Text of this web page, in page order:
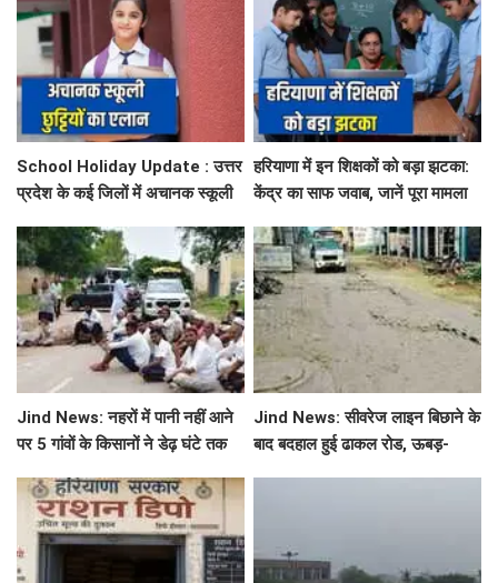
School Holiday Update : उत्तर
प्रदेश के कई जिलों में अचानक स्कूली
सटीक जानकारी
हरियाणा में इन शिक्षकों को बड़ा झटका:
केंद्र का साफ जवाब, जानें पूरा मामला
Jind News: नहरों में पानी नहीं आने
पर 5 गांवों के किसानों ने डेढ़ घंटे तक
Jind News: सीवरेज लाइन बिछाने के
बाद बदहाल हुई ढाकल रोड, ऊबड़-